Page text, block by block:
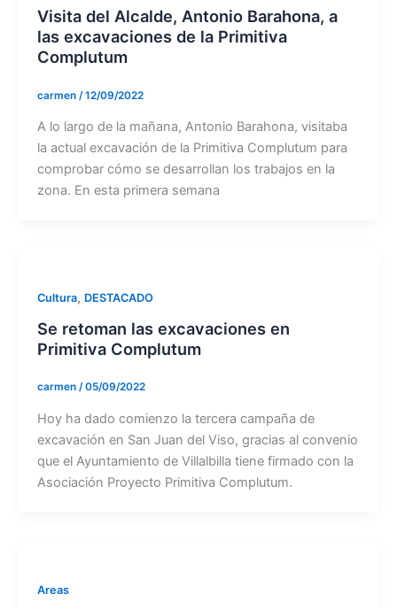
Visita del Alcalde, Antonio Barahona, a
las excavaciones de la Primitiva
Complutum
carmen /12/09/2022
A lo largo de la mañana, Antonio Barahona, visitaba
la actual excavación de la Primitiva Complutum para
comprobar cómo se desarrollan los trabajos en la
zona. En esta primera semana
Cultura, DESTACADO
Se retoman las excavaciones en
Primitiva Complutum
carmen /05/09/2022
Hoy ha dado comienzo la tercera campaña de
excavación en San Juan del Viso, gracias al convenio
que el Ayuntamiento de Villalbilla tiene firmado con la
Asociación Proyecto Primitiva Complutum.
Areas